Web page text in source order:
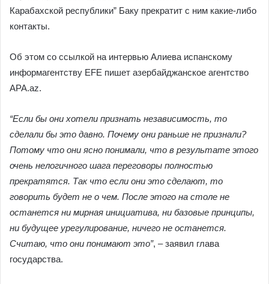
Карабахской республики” Баку прекратит с ним какие-либо
контакты.
Об этом со ссылкой на интервью Алиева испанскому
информагентству EFE пишет азербайджанское агентство
APA.az.
“Если бы они хотели признать независимость, то
сделали бы это давно. Почему они раньше не признали?
Потому что они ясно понимали, что в результате этого
очень нелогичного шага переговоры полностью
прекратятся. Так что если они это сделают, то
говорить будет не о чем. После этого на столе не
останется ни мирная инициатива, ни базовые принципы,
ни будущее урегулирование, ничего не останется.
Считаю, что они понимают это”, – заявил глава
государства.